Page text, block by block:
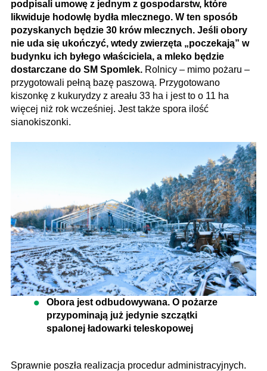
podpisali umowę z jednym z gospodarstw, które
likwiduje hodowlę bydła mlecznego. W ten sposób
pozyskanych będzie 30 krów mlecznych. Jeśli obory
nie uda się ukończyć, wtedy zwierzęta „poczekają” w
budynku ich byłego właściciela, a mleko będzie
dostarczane do SM Spomlek. Rolnicy – mimo pożaru –
przygotowali pełną bazę paszową. Przygotowano
kiszonkę z kukurydzy z areału 33 ha i jest to o 11 ha
więcej niż rok wcześniej. Jest także spora ilość
sianokiszonki.
Obora jest odbudowywana. O pożarze
przypominają już jedynie szczątki
spalonej ładowarki teleskopowej
Sprawnie poszła realizacja procedur administracyjnych.